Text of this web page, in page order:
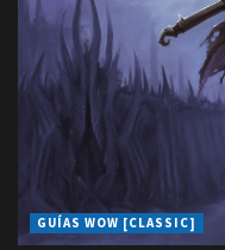
GUÍAS WOW [CLASSIC]